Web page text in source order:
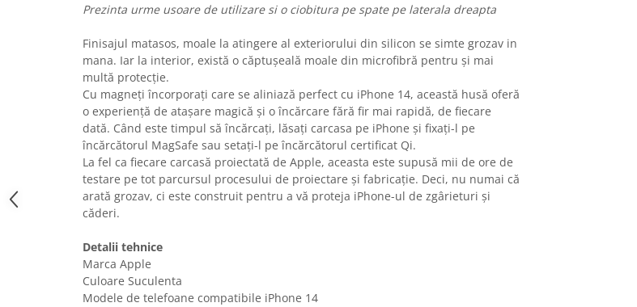
Accesorii tablete
Laptopuri si Accesorii
Telefoane Mobile & accesorii
Wearable & Gadgeturi
Electrocasnice & Climatizare
Accesorii si piese masini spalat
rufe si uscatoare
Accesorii si piese masini spalat
Aparate Frigorifice
Aparate Racire Aer
Aragaze si cuptoare cu microunde
Climatizare & sisteme de incalzire
Electrocasnice pentru Bucatarie
Prezinta urme usoare de utilizare si o ciobitura pe spate pe laterala dreapta
Finisajul matasos, moale la atingere al exteriorului din silicon se simte grozav in
mana. Iar la interior, există o căptușeală moale din microfibră pentru și mai
multă protecție.
Cu magneți încorporați care se aliniază perfect cu iPhone 14, această husă oferă
o experiență de atașare magică și o încărcare fără fir mai rapidă, de fiecare
dată. Când este timpul să încărcați, lăsați carcasa pe iPhone și fixați-l pe
încărcătorul MagSafe sau setați-l pe încărcătorul certificat Qi.
La fel ca fiecare carcasă proiectată de Apple, aceasta este supusă mii de ore de
testare pe tot parcursul procesului de proiectare și fabricație. Deci, nu numai că
arată grozav, ci este construit pentru a vă proteja iPhone-ul de zgârieturi și
căderi.
Detalii tehnice
Marca Apple
Culoare Suculenta
Modele de telefoane compatibile iPhone 14